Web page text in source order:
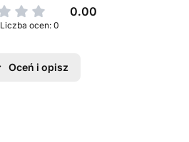
0.00
Liczba ocen: 0
Oceń i opisz